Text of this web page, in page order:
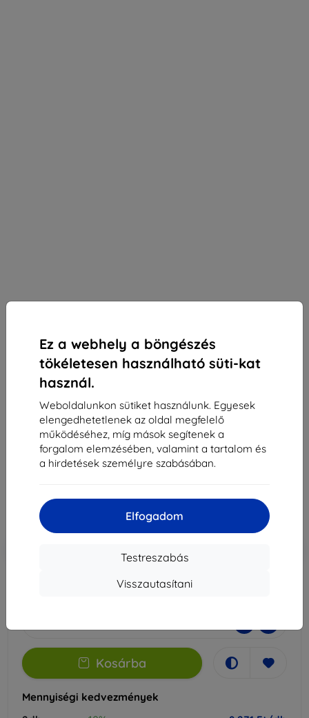
Ez a webhely a böngészés
tökéletesen használható süti-kat
használ.
Weboldalunkon sütiket használunk. Egyesek
elengedhetetlenek az oldal megfelelő
működéséhez, míg mások segítenek a
forgalom elemzésében, valamint a tartalom és
a hirdetések személyre szabásában.
Elfogadom
Testreszabás
Visszautasítani
3mk Paper Feeling védőfólia Samsung Galaxy Tab
S6 Lite 2024-hez
Alkalmas: Samsung Galaxy Tab S6 Lite 10.4
9 190 Ft
8 271 Ft
Ár ÁFA nelkül
Kosárba
Mennyiségi kedvezmények